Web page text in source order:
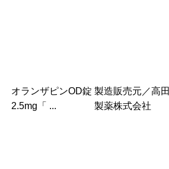
オランザピンOD錠
2.5mg「 ...
製造販売元／高田
製薬株式会社